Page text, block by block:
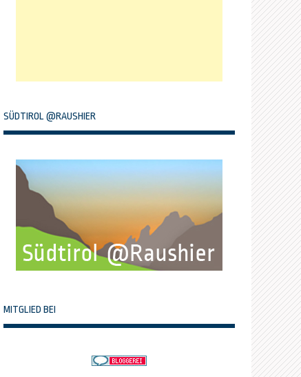
SÜDTIROL @RAUSHIER
MITGLIED BEI